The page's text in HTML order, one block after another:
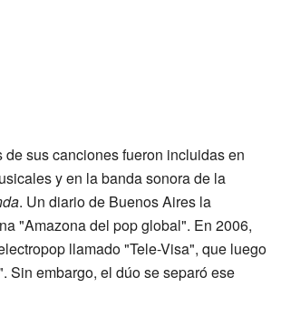
de sus canciones fueron incluidas en
y en la banda sonora de la
. Un diario de Buenos Aires la
"Amazona del pop global". En 2006,
llamado "Tele-Visa", que luego
Sin embargo, el dúo se separó ese